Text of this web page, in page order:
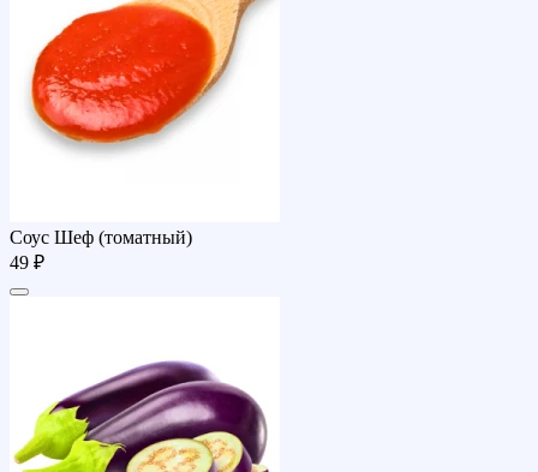
Соус Шеф (томатный)
49 ₽